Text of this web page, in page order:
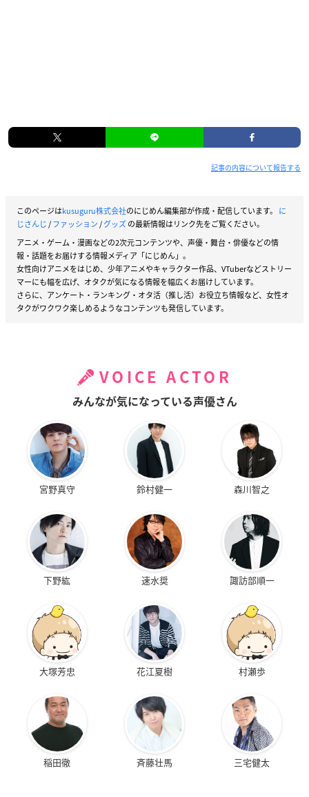
記事の内容について報告する
このページはkusuguru株式会社のにじめん編集部が作成・配信しています。 に
じさんじ/ファッション/グッズの最新情報はリンク先をご覧ください。
アニメ・ゲーム・漫画などの2次元コンテンツや、声優・舞台・俳優などの情
報・話題をお届けする情報メディア「にじめん」。
女性向けアニメをはじめ、少年アニメやキャラクター作品、VTuberなどストリー
マーにも幅を広げ、オタクが気になる情報を幅広くお届けしています。
さらに、アンケート・ランキング・オタ活（推し活）お役立ち情報など、女性オ
タクがワクワク楽しめるようなコンテンツも発信しています。
VOICE ACTOR
みんなが気になっている声優さん
宮野真守 鈴村健一 森川智之
下野紘 速水奨 諏訪部順一
大塚芳忠 花江夏樹 村瀬歩
稲田徹 斉藤壮馬 三宅健太